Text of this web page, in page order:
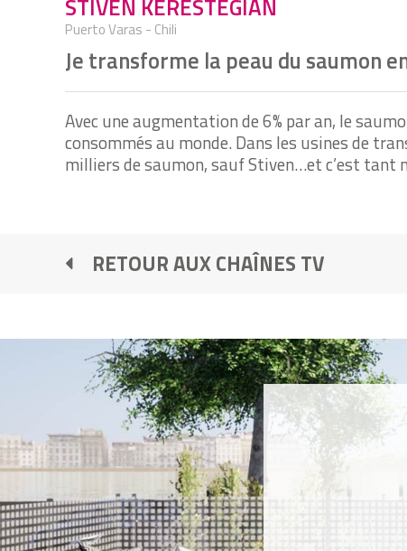
STIVEN KERESTEGIAN
Puerto Varas - Chili
Je transforme la peau du saumon
Avec une augmentation de 6% par an, le
consommés au monde. Dans les usines de
milliers de saumon, sauf Stiven…et c’est tant
RETOUR AUX CHAÎNES TV